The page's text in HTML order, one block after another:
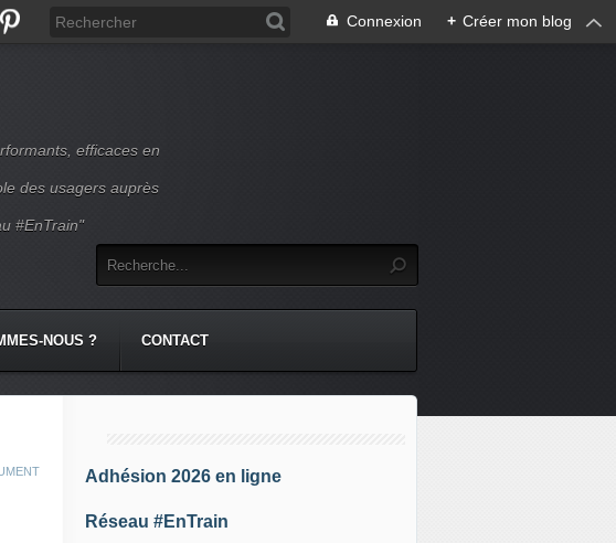
Connexion + Créer mon blog
efficaces en
des usagers auprès
#EnTrain"
NOUS ? CONTACT
Adhésion 2026 en ligne
Réseau #EnTrain